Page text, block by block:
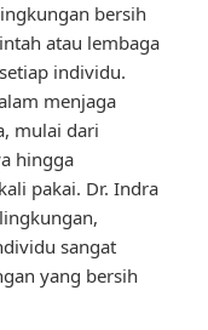
bersih
atau lembaga
individu.
menjaga
mulai dari
hingga
pakai. Dr. Indra
sangat
yang bersih